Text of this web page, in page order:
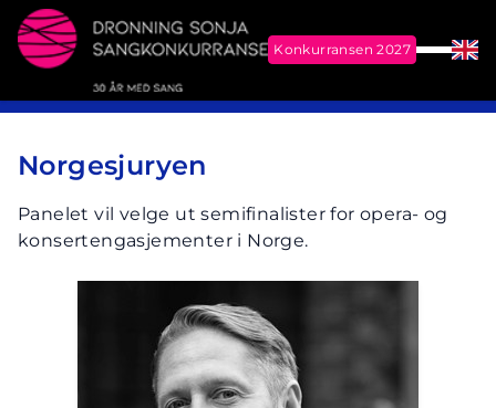
Dronning Sonja Sangkonkurranse
Konkurransen 2027
Meny
Norgesjuryen
Panelet vil velge ut semifinalister for opera- og
konsertengasjementer i Norge.